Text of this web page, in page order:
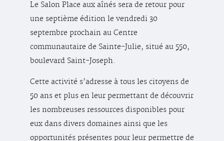
Le Salon Place aux aînés sera de retour pour
une septième édition le vendredi 30
septembre prochain au Centre
communautaire de Sainte-Julie, situé au 550,
boulevard Saint-Joseph.
Cette activité s’adresse à tous les citoyens de
50 ans et plus en leur permettant de découvrir
les nombreuses ressources disponibles pour
eux dans divers domaines ainsi que les
opportunités présentes pour leur permettre de